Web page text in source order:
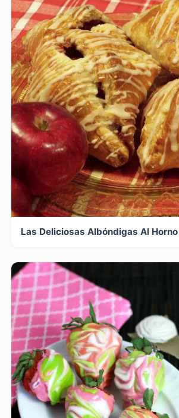
Las Deliciosas Albóndigas Al